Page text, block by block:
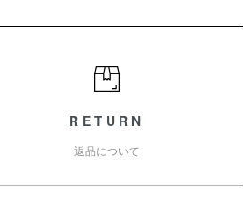
RETURN
返品について